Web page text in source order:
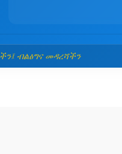
ብልፅግና መዳረሻችን